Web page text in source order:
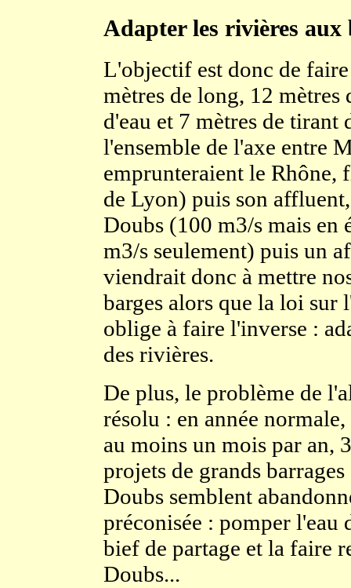
Adapter les rivières aux
L'objectif est donc de
mètres de long, 12 mètres
d'eau et 7 mètres de tirant
l'ensemble de l'axe entre
emprunteraient le Rhône,
de Lyon) puis son
Doubs (100 m3/s mais en
m3/s seulement) puis un
viendrait donc à mettre
barges alors que la loi sur
oblige à faire l'inverse :
des rivières.
De plus, le problème de
résolu : en année
au moins un mois par an,
projets de grands
Doubs semblent
préconisée : pomper
bief de partage et la faire
Doubs...